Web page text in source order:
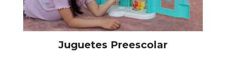
Juguetes Preescolar